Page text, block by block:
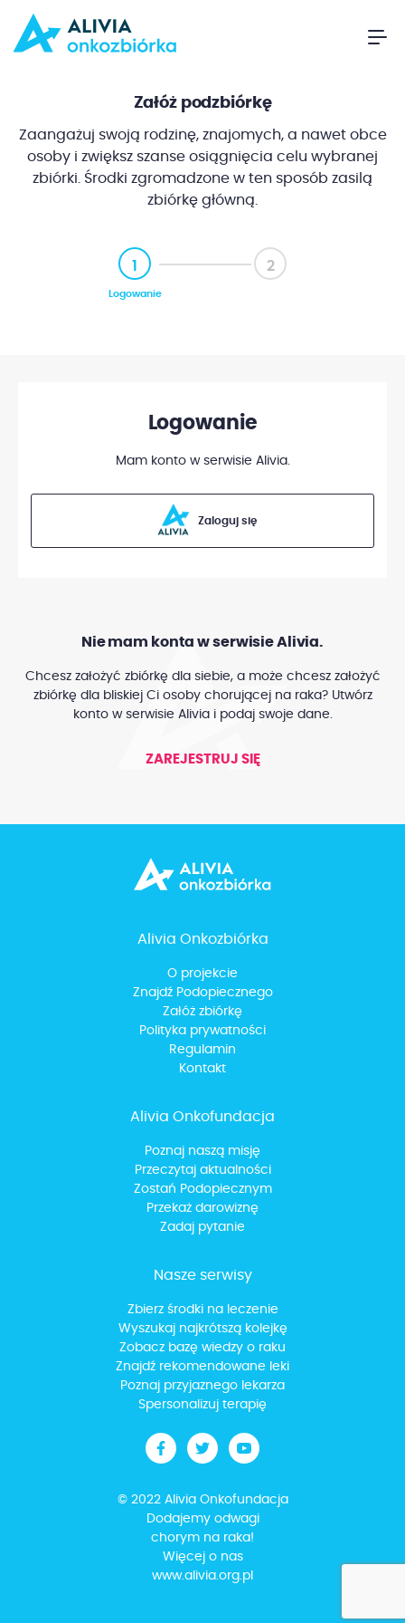
Załóż podzbiórkę
Zaangażuj swoją rodzinę, znajomych, a nawet obce
osoby i zwiększ szanse osiągnięcia celu wybranej
zbiórki. Środki zgromadzone w ten sposób zasilą
zbiórkę główną.
1
Logowanie
2
Logowanie
Mam konto w serwisie Alivia.
Zaloguj się
Nie mam konta w serwisie Alivia.
Chcesz założyć zbiórkę dla siebie, a może chcesz założyć
zbiórkę dla bliskiej Ci osoby chorującej na raka? Utwórz
konto w serwisie Alivia i podaj swoje dane.
ZAREJESTRUJ SIĘ
Alivia Onkozbiórka
O projekcie
Znajdź Podopiecznego
Załóż zbiórkę
Polityka prywatności
Regulamin
Kontakt
Alivia Onkofundacja
Poznaj naszą misję
Przeczytaj aktualności
Zostań Podopiecznym
Przekaż darowiznę
Zadaj pytanie
Nasze serwisy
Zbierz środki na leczenie
Wyszukaj najkrótszą kolejkę
Zobacz bazę wiedzy o raku
Znajdź rekomendowane leki
Poznaj przyjaznego lekarza
Spersonalizuj terapię
© 2022 Alivia Onkofundacja
Dodajemy odwagi
chorym na raka!
Więcej o nas
www.alivia.org.pl